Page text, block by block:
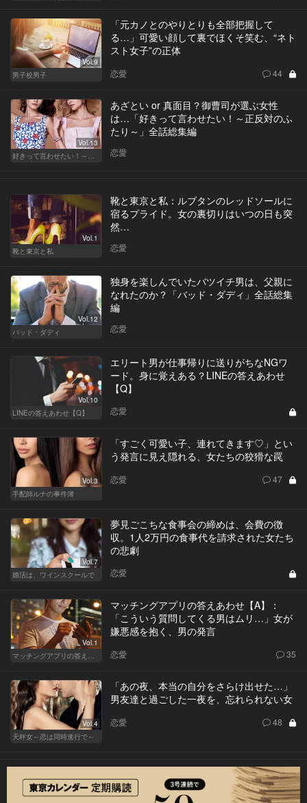
Vol.9
男子校男子
「元カノとのやりとりも全部把握して
る…」可愛い顔して裏でほくそ笑む、“ネト
スト女子”の正体
恋愛 44
Vol.13
好きって言わせたい！～正反対のふたり～
あざとい or 真面目？御曹司が選ぶ女性
は…「好きって言わせたい！～正反対のふ
たり～」全話総集編
恋愛
Vol.1
靴と東京と私
靴と東京と私：ルブタンのレッドソールに
宿るプライド。女の裏切りはいつの日も突
然…
恋愛
Vol.12
バッド・ダディ
独身を楽しんでいたバツイチ男は、父親に
なれたのか？「バッド・ダディ」全話総集
編
恋愛
Vol.10
LINEの答えあわせ【Q】
エリート男が仕事帰りに送りがちなNGワ
ード。身に覚えある？LINEの答えあわせ
【Q】
恋愛
Vol.3
手配師ルナの事件簿
「すごく可愛い子、連れてきます♡」とい
う発言に見え隠れる、女たちの狡猾な罠
恋愛 47
Vol.7
婚活は、ワインスクールで
夢見ごこちな食事会の締めは、会費の徴
収。1人2万円の食事代を請求された女たち
の悲劇
恋愛
Vol.1
マッチングアプリの答えあわせ【A】
マッチングアプリの答えあわせ【A】：
「こういう質問してくる男はムリ…」女が
嫌悪感を抱く、男の発言
恋愛 35
Vol.4
天秤女～恋は同時進行で～
「あの夜、本当の自分をさらけ出せた…」
男友達と過ごした一夜を、忘れられない女
恋愛 48